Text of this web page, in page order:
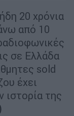
20 χρόνια
από 10
σε Ελλάδα
sold
έχει
ιστορία της